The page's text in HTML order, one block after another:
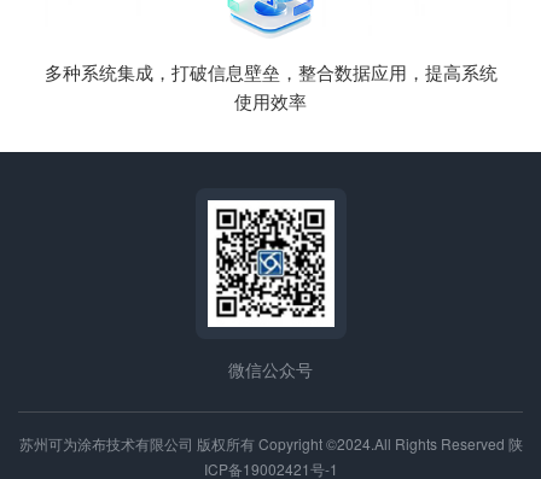
多种系统集成，打破信息壁垒，整合数据应用，提高系统
使用效率
微信公众号
苏州可为涂布技术有限公司 版权所有 Copyright ©2024.All Rights Reserved 陕
ICP备19002421号-1